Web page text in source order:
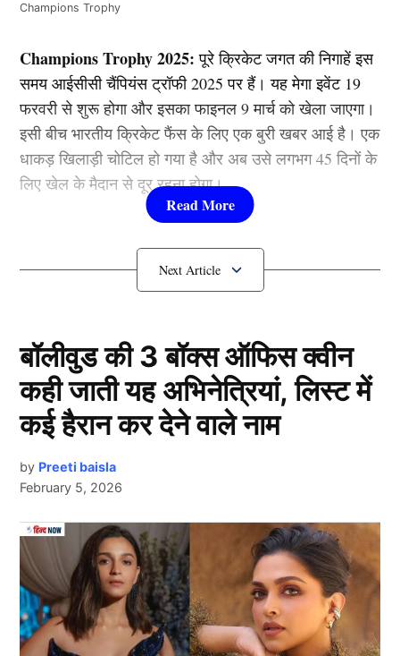
Champions Trophy
Champions Trophy 2025: पूरे क्रिकेट जगत की निगाहें इस
समय आईसीसी चैंपियंस ट्रॉफी 2025 पर हैं। यह मेगा इवेंट 19
फरवरी से शुरू होगा और इसका फाइनल 9 मार्च को खेला जाएगा।
इसी बीच भारतीय क्रिकेट फैंस के लिए एक बुरी खबर आई है। एक
धाकड़ खिलाड़ी चोटिल हो गया है और अब उसे लगभग 45 दिनों के
लिए खेल के मैदान से दूर रहना होगा।
Trophy 2025) और संभावित रूप से आईपीएल के कुछ शुरूआती
मुकाबलों में हिस्सा नहीं ले पाएगा।
यह खिलाड़ी हुआ चोटिल
Team India
टीम इंडिया के धाकड़ विकेटकीपर बल्लेबाज संजू सैमसन इंग्लैंड के
खिलाफ 5 मैचों की टी20 सीरीज के अंतिम मुकाबले में चोटिल हो
Next Article
बॉलीवुड की 3 बॉक्स ऑफिस क्वीन
कही जाती यह अभिनेत्रियां, लिस्ट में
कई हैरान कर देने वाले नाम
by Preeti baisla
February 5, 2026